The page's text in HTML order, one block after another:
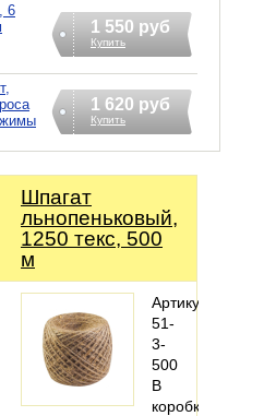
6
1 550 руб
Купить
1 620 руб
Купить
Шпагат
льнопеньковый,
1250 текс, 500
м
Артикул:
51-
3-
500
В
коробке: